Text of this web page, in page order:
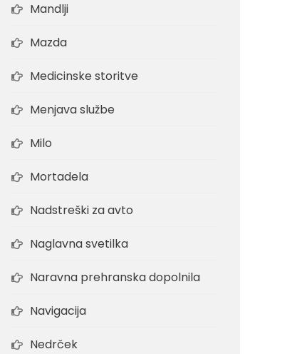
Mandlji
Mazda
Medicinske storitve
Menjava službe
Milo
Mortadela
Nadstreški za avto
Naglavna svetilka
Naravna prehranska dopolnila
Navigacija
Nedrček